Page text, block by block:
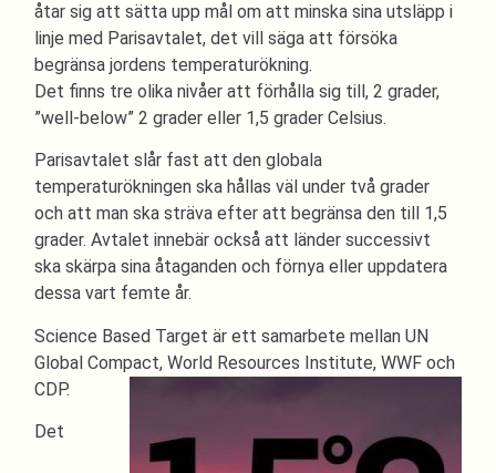
åtar sig att sätta upp mål om att minska sina utsläpp i
linje med Parisavtalet, det vill säga att försöka
begränsa jordens temperaturökning.
Det finns tre olika nivåer att förhålla sig till, 2 grader,
”well-below” 2 grader eller 1,5 grader Celsius.
Parisavtalet slår fast att den globala
temperaturökningen ska hållas väl under två grader
och att man ska sträva efter att begränsa den till 1,5
grader. Avtalet innebär också att länder successivt
ska skärpa sina åtaganden och förnya eller uppdatera
dessa vart femte år.
Science Based Target är ett samarbete mellan UN
Global Compact, World Resources Institute, WWF och
CDP.
Det